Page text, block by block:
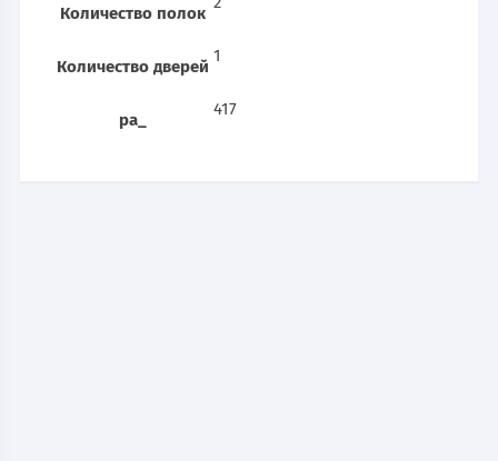
Количество полок
Количество дверей
1
pa_
417